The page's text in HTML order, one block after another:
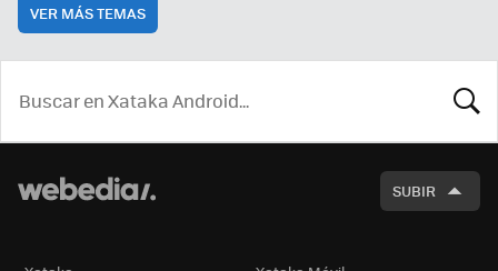
VER MÁS TEMAS
SUBIR